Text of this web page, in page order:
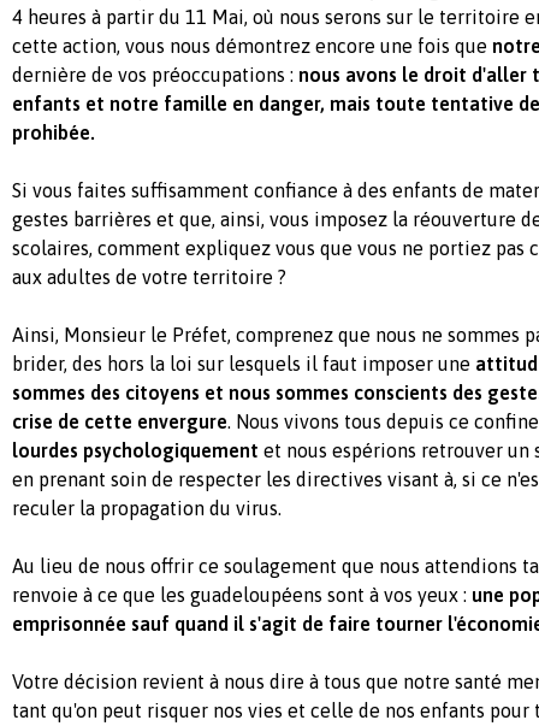
4 heures à partir du 11 Mai, où nous serons sur le territoire
cette action, vous nous démontrez encore une fois que
dernière de vos préoccupations : nous avons le droit d'aller
enfants et notre famille en danger, mais toute tentative
prohibée.
Si vous faites suffisamment confiance à des enfants de
gestes barrières et que, ainsi, vous imposez la réouverture
scolaires, comment expliquez vous que vous ne portiez pas
aux adultes de votre territoire ?
Ainsi, Monsieur le Préfet, comprenez que nous ne sommes
brider, des hors la loi sur lesquels il faut imposer une
sommes des citoyens et nous sommes conscients des
crise de cette envergure. Nous vivons tous depuis ce
lourdes psychologiquement et nous espérions retrouver
en prenant soin de respecter les directives visant à, si ce
reculer la propagation du virus.
Au lieu de nous offrir ce soulagement que nous attendions
renvoie à ce que les guadeloupéens sont à vos yeux : une
emprisonnée sauf quand il s'agit de faire tourner
Votre décision revient à nous dire à tous que notre santé
tant qu'on peut risquer nos vies et celle de nos enfants pour